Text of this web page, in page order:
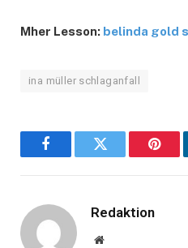
Mher Lesson: belinda gold
ina müller schlaganfall
FacebookTwitter
Redaktion
Website